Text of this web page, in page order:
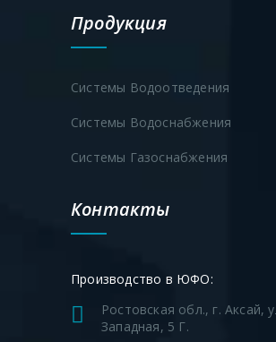
Продукция
Системы Водоотведения
Системы Водоснабжения
Системы Газоснабжения
Контакты
Производство в ЮФО:
Ростовская обл., г. Аксай,
Западная, 5 Г.